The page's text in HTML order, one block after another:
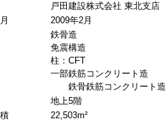
戸田建設株式会社 東北支店
2009年2月
鉄骨造
免震構造
柱：CFT
一部鉄筋コンクリート造
鉄骨鉄筋コンクリート造
地上5階
22,503m²